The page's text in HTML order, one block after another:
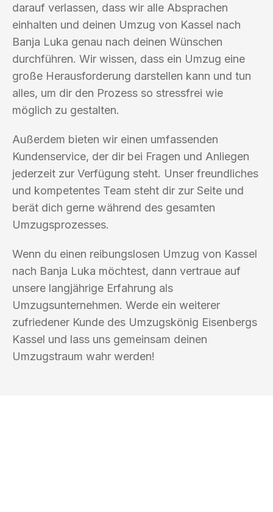
darauf verlassen, dass wir alle Absprachen
einhalten und deinen Umzug von Kassel nach
Banja Luka genau nach deinen Wünschen
durchführen. Wir wissen, dass ein Umzug eine
große Herausforderung darstellen kann und tun
alles, um dir den Prozess so stressfrei wie
möglich zu gestalten.
Außerdem bieten wir einen umfassenden
Kundenservice, der dir bei Fragen und Anliegen
jederzeit zur Verfügung steht. Unser freundliches
und kompetentes Team steht dir zur Seite und
berät dich gerne während des gesamten
Umzugsprozesses.
Wenn du einen reibungslosen Umzug von Kassel
nach Banja Luka möchtest, dann vertraue auf
unsere langjährige Erfahrung als
Umzugsunternehmen. Werde ein weiterer
zufriedener Kunde des Umzugskönig Eisenbergs
Kassel und lass uns gemeinsam deinen
Umzugstraum wahr werden!